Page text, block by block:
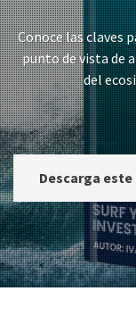
Conoce las claves
punto de vista de
del
Descarga